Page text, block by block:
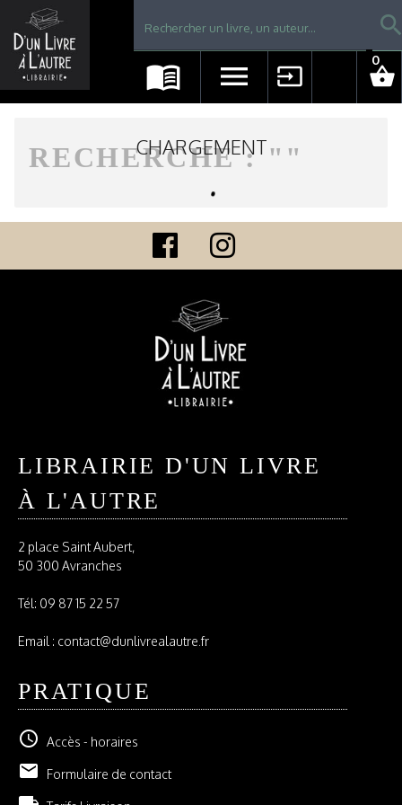
Librairie D'un livre à l'autre - Avranches
menu_book menu input shopping_basket
0
RECHERCHE : " "
CHARGEMENT
LIBRAIRIE D'UN LIVRE
À L'AUTRE
2 place Saint Aubert,
50 300 Avranches
Tél: 09 87 15 22 57
Email : contact@dunlivrealautre.fr
PRATIQUE
schedule Accès - horaires
email Formulaire de contact